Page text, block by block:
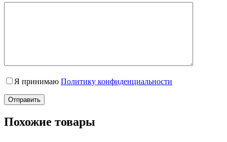
Я принимаю Политику конфиденциальности
Отправить
Похожие товары